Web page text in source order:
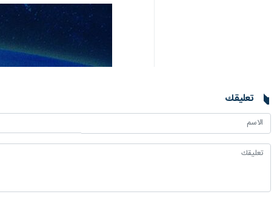
تعليقك